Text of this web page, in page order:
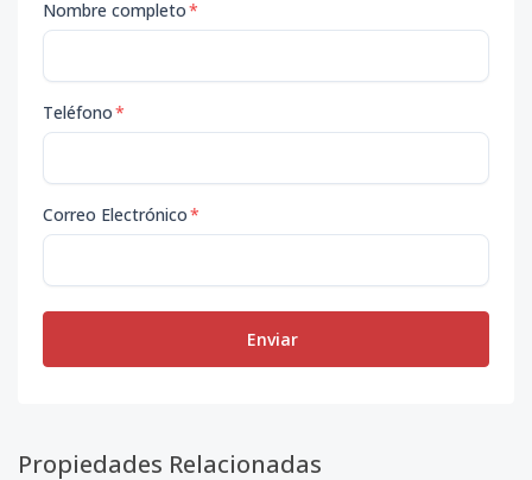
Nombre completo*
Teléfono*
Correo Electrónico*
Enviar
Propiedades Relacionadas